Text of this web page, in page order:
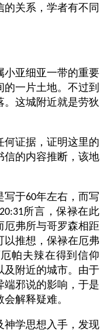
关系，学者有不同
小亚细亚一带的重要
一片土地。不过到
。这城附近就是劳狄
何证据，证明这里的
信的内容推断，该地
写于60年左右，而写
20:31所言，保禄在此
厄弗所与哥罗森相距
以推想，保禄在厄弗
帕夫辣在得到信仰
及附近的城市。由于
端邪说的影响，于是
解释疑难。
神学思想入手，发现